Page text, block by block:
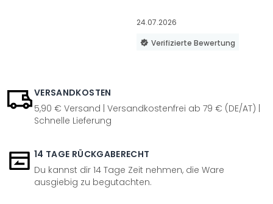
24.07.2026
Verifizierte Bewertung
VERSANDKOSTEN
5,90 € Versand | Versandkostenfrei ab 79 € (DE/AT) |
Schnelle Lieferung
14 TAGE RÜCKGABERECHT
Du kannst dir 14 Tage Zeit nehmen, die Ware
ausgiebig zu begutachten.